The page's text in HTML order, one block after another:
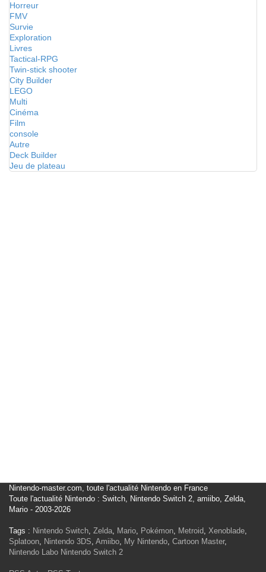
Horreur
FMV
Survie
Exploration
Livres
Tactical-RPG
Twin-stick shooter
City Builder
LEGO
Multi
Cinéma
Film
console
Autre
Deck Builder
Jeu de plateau
Nintendo-master.com, toute l'actualité Nintendo en France
Toute l'actualité Nintendo : Switch, Nintendo Switch 2, amiibo, Zelda,
Mario - 2003-2026
Tags : Nintendo Switch, Zelda, Mario, Pokémon, Metroid, Xenoblade,
Splatoon, Nintendo 3DS, Amiibo, My Nintendo, Cartoon Master,
Nintendo Labo Nintendo Switch 2